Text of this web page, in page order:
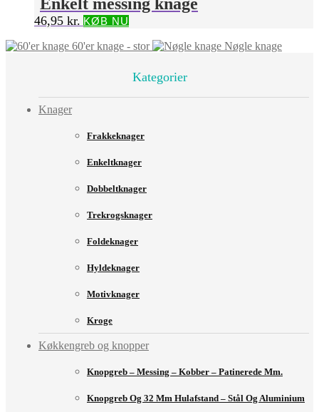
46,95 kr. KØB NU
60'er knage - stor Nøgle knage
Kategorier
Knager
Frakkeknager
Enkeltknager
Dobbeltknager
Trekrogsknager
Foldeknager
Hyldeknager
Motivknager
Kroge
Køkkengreb og knopper
Knopgreb – Messing – Kobber – Patinerede Mm.
Knopgreb Og 32 Mm Hulafstand – Stål Og Aluminium